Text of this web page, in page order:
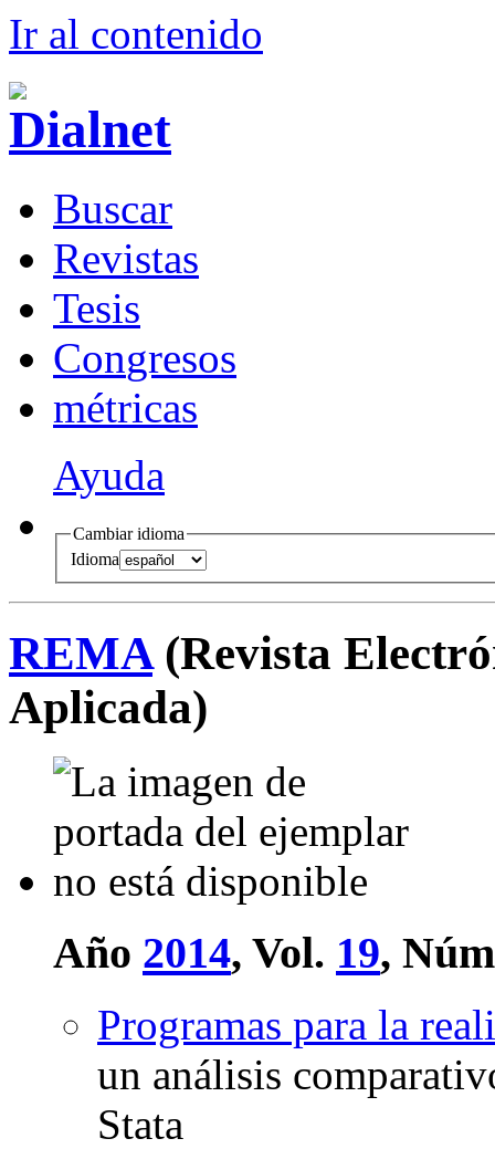
Ir al contenido
Buscar
Revistas
Tesis
Congresos
métricas
Ayuda
Cambiar idioma
Idioma
REMA(Revista
Aplicada)
Año 2014, Vol. 19,
Programas para la
un análisis
Stata